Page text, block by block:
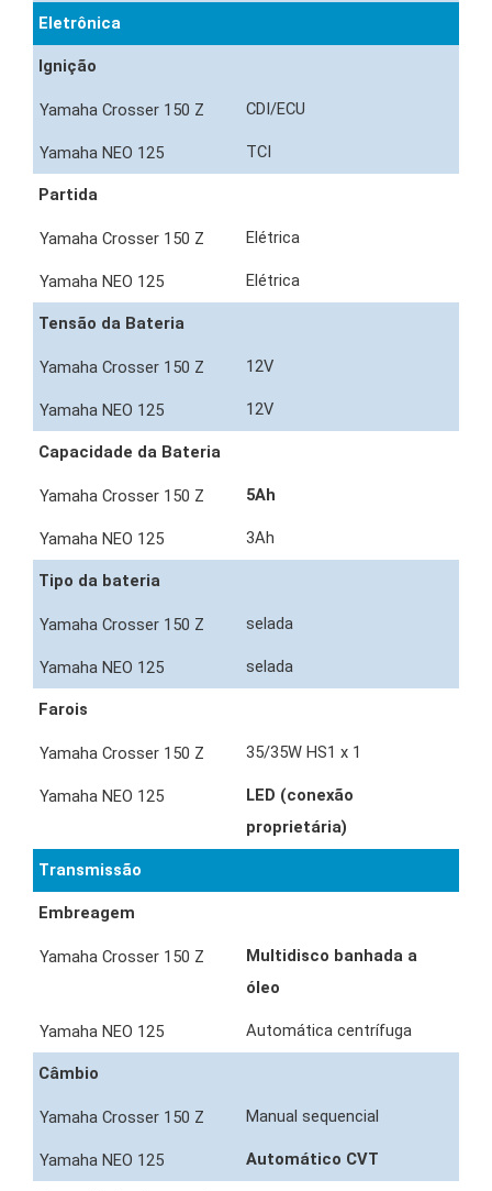
Eletrônica
Ignição
CDI/ECU
TCI
Partida
Elétrica
Elétrica
Tensão da Bateria
12V
12V
Capacidade da Bateria
5Ah
3Ah
Tipo da bateria
selada
selada
Farois
35/35W HS1 x 1
LED (conexão
proprietária)
Transmissão
Embreagem
Multidisco banhada a
óleo
Automática centrífuga
Câmbio
Manual sequencial
Automático CVT